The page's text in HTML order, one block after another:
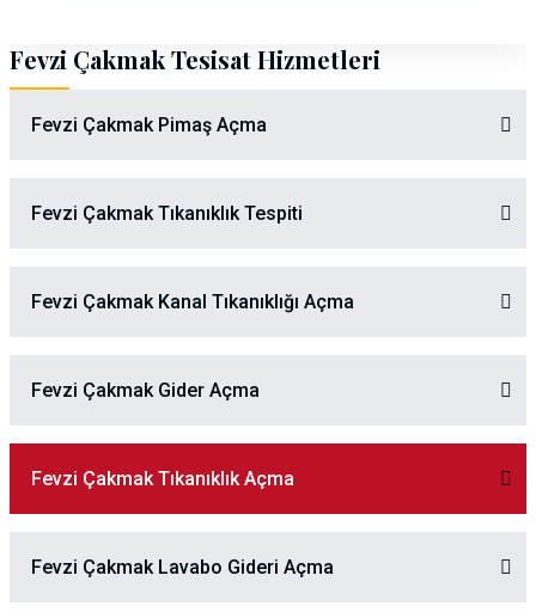
Fevzi Çakmak Tesisat Hizmetleri
Fevzi Çakmak Pimaş Açma
Fevzi Çakmak Tıkanıklık Tespiti
Fevzi Çakmak Kanal Tıkanıklığı Açma
Fevzi Çakmak Gider Açma
Fevzi Çakmak Tıkanıklık Açma
Fevzi Çakmak Lavabo Gideri Açma